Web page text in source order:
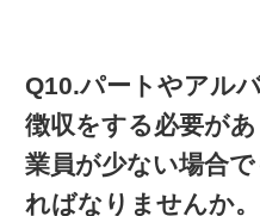
Q10.パートやアル
徴収をする必要が
業員が少ない場合
ればなりませんか。